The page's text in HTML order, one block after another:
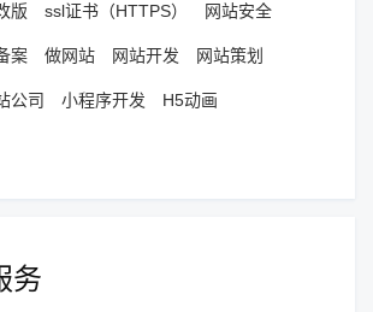
版 ssl证书（HTTPS） 网站安全
案 做网站 网站开发 网站策划
公司 小程序开发 H5动画
务